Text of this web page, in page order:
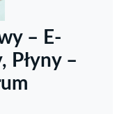
– E-
Płyny –